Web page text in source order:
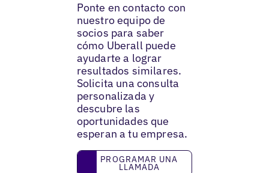
Ponte en contacto con
nuestro equipo de
socios para saber
cómo Uberall puede
ayudarte a lograr
resultados similares.
Solicita una consulta
personalizada y
descubre las
oportunidades que
esperan a tu empresa.
Programar una llamada
PROGRAMAR UNA
LLAMADA